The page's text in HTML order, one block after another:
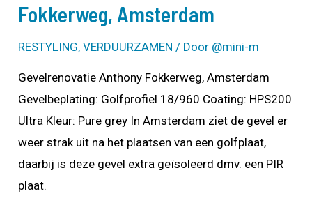
Fokkerweg, Amsterdam
RESTYLING,VERDUURZAMEN / Door @mini-m
Gevelrenovatie Anthony Fokkerweg, Amsterdam
Gevelbeplating: Golfprofiel 18/960 Coating: HPS200
Ultra Kleur: Pure grey In Amsterdam ziet de gevel er
weer strak uit na het plaatsen van een golfplaat,
daarbij is deze gevel extra geïsoleerd dmv. een PIR
plaat.